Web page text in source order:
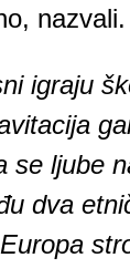
nazvali.
igraju
se ljube
dva